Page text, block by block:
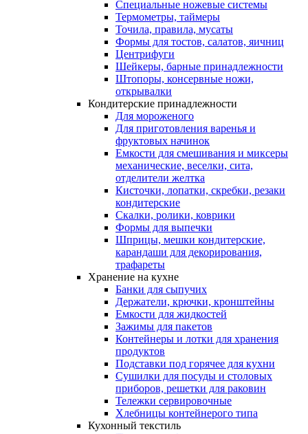
Специальные ножевые системы
Термометры, таймеры
Точила, правила, мусаты
Формы для тостов, салатов, яичниц
Центрифуги
Шейкеры, барные принадлежности
Штопоры, консервные ножи,
открывалки
Кондитерские принадлежности
Для мороженого
Для приготовления варенья и
фруктовых начинок
Емкости для смешивания и миксеры
механические, веселки, сита,
отделители желтка
Кисточки, лопатки, скребки, резаки
кондитерские
Скалки, ролики, коврики
Формы для выпечки
Шприцы, мешки кондитерские,
карандаши для декорирования,
трафареты
Хранение на кухне
Банки для сыпучих
Держатели, крючки, кронштейны
Емкости для жидкостей
Зажимы для пакетов
Контейнеры и лотки для хранения
продуктов
Подставки под горячее для кухни
Сушилки для посуды и столовых
приборов, решетки для раковин
Тележки сервировочные
Хлебницы контейнерого типа
Кухонный текстиль